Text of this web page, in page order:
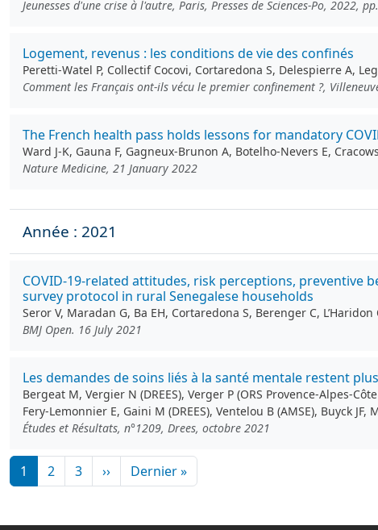
Jeunesses d'une crise à l'autre, Paris, Presses de Sciences-Po, 2022,
Logement, revenus : les conditions de vie des confinés
Peretti-Watel P, Collectif Cocovi, Cortaredona S, Delespierre A,
Comment les Français ont-ils vécu le premier confinement ?,
The French health pass holds lessons for mandatory
Ward J-K, Gauna F, Gagneux-Brunon A, Botelho-Nevers E,
Nature Medicine, 21 January 2022
Année : 2021
COVID-19-related attitudes, risk perceptions, preventive
survey protocol in rural Senegalese households
Seror V, Maradan G, Ba EH, Cortaredona S, Berenger C, L’Haridon
BMJ Open. 16 July 2021
Les demandes de soins liés à la santé mentale restent
Bergeat M, Vergier N (DREES), Verger P (ORS Provence-Alpes-
Fery-Lemonnier E, Gaini M (DREES), Ventelou B (AMSE), Buyck
Études et Résultats, n°1209, Drees, octobre 2021
Pagination
1 2 3 ››Page suivante
Dernier »Dernière page